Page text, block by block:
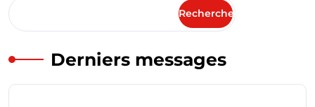
Rechercher
Derniers messages